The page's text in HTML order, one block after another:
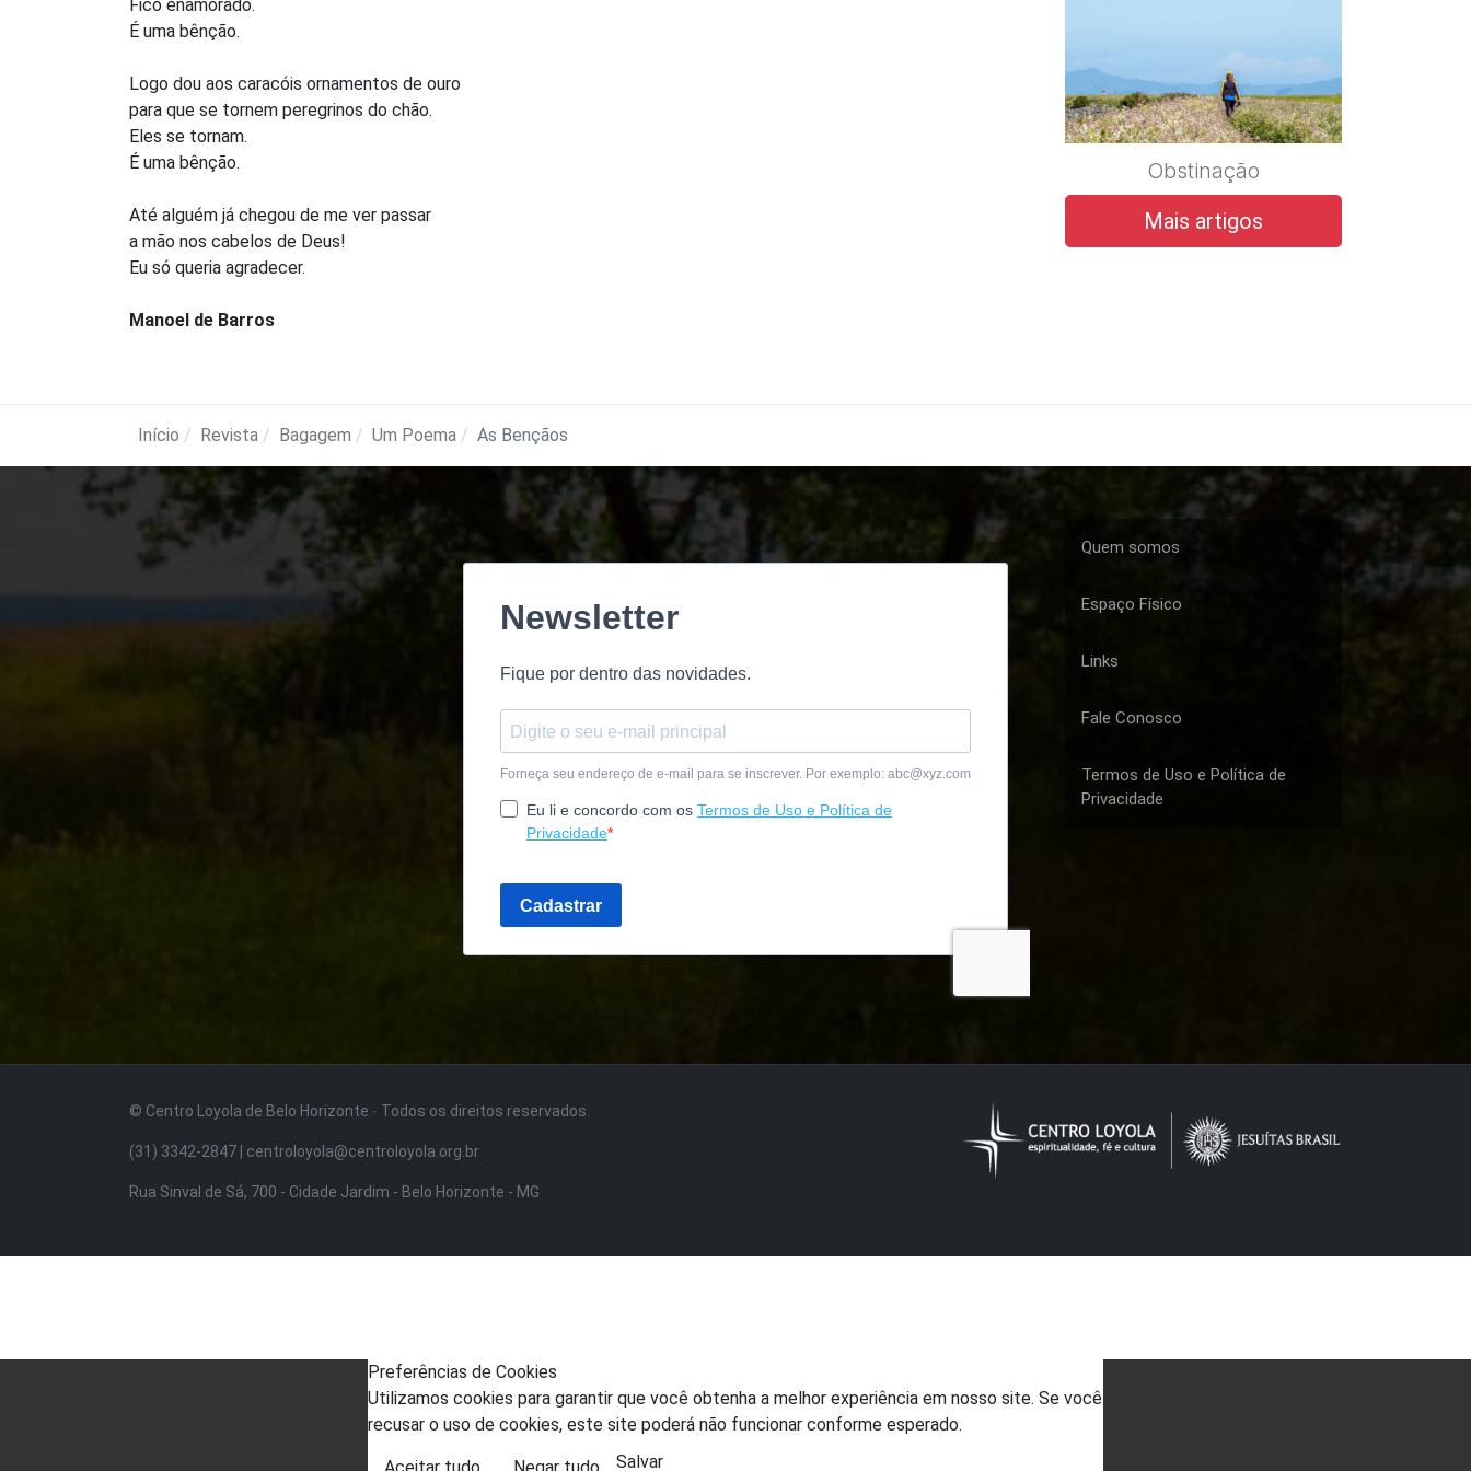
Fico enamorado.
É uma bênção.
Logo dou aos caracóis ornamentos de ouro
para que se tornem peregrinos do chão.
Eles se tornam.
É uma bênção.
Até alguém já chegou de me ver passar
a mão nos cabelos de Deus!
Eu só queria agradecer.
Manoel de Barros
Obstinação
Mais artigos
Início Revista Bagagem Um Poema As Bençãos
Quem somos
Espaço Físico
Links
Fale Conosco
Termos de Uso e Política de
Privacidade
© Centro Loyola de Belo Horizonte · Todos os direitos reservados.
(31) 3342-2847 | centroloyola@centroloyola.org.br
Rua Sinval de Sá, 700 - Cidade Jardim - Belo Horizonte - MG
Preferências de Cookies
Utilizamos cookies para garantir que você obtenha a melhor experiência em nosso site. Se você
recusar o uso de cookies, este site poderá não funcionar conforme esperado.
Salvar